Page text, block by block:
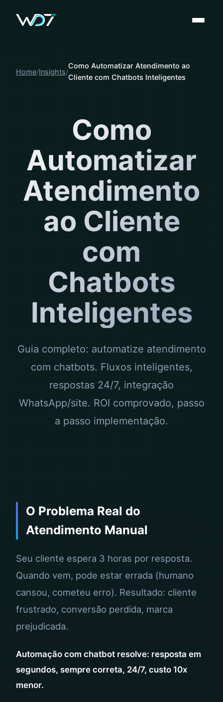
Home Insights
Como Automatizar Atendimento ao
Cliente com Chatbots Inteligentes
Como
Automatizar
Atendimento
ao Cliente
com
Chatbots
Inteligentes
Guia completo: automatize atendimento
com chatbots. Fluxos inteligentes,
respostas 24/7, integração
WhatsApp/site. ROI comprovado, passo
a passo implementação.
O Problema Real do
Atendimento Manual
Seu cliente espera 3 horas por resposta.
Quando vem, pode estar errada (humano
cansou, cometeu erro). Resultado: cliente
frustrado, conversão perdida, marca
prejudicada.
Automação com chatbot resolve: resposta em
segundos, sempre correta, 24/7, custo 10x
menor.